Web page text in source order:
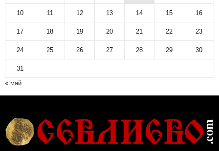
10 11 12 13 14 15 16
17 18 19 20 21 22 23
24 25 26 27 28 29 30
31
« май